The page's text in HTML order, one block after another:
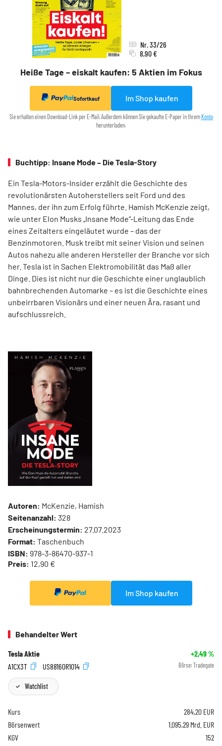
Heiße Tage – eiskalt kaufen: 5 Aktien im Fokus
Nr. 33/26
8,90 €
Sofortkauf Im Shop kaufen
Sie erhalten einen Download-Link per E-Mail. Außerdem können Sie gekaufte E-Paper in Ihrem Konto
herunterladen.
Buchtipp: Insane Mode – Die Tesla-Story
Ein Tesla-Motors-Insider erzählt die Geschichte des
revolutionärsten Autoherstellers seit Ford und des
Mannes, der ihn zum Erfolg führte. Hamish McKenzie zeigt,
wie unter Elon Musks „Insane Mode“-Leitung das Ende
eines Zeitalters eingeläutet wurde – das der
Benzinmotoren. Musk treibt mit seiner Vision und seinen
Autos nahezu alle anderen Hersteller der Branche vor sich
her. Tesla ist in Sachen Elektromobilität das Maß aller
Dinge. Dies ist nicht nur die Geschichte einer unglaublich
bahnbrechenden Automarke – es ist die Geschichte eines
unbeirrbaren Visionärs und einer neuen Ära, rasant und
aufschlussreich.
Autoren: McKenzie, Hamish
Seitenanzahl: 328
Erscheinungstermin: 27.07.2023
Format: Taschenbuch
ISBN: 978-3-86470-937-1
Preis: 12,90 €
Im Shop kaufen
Behandelter Wert
Tesla Aktie +2,49%
A1CX3T
US88160R1014 Börse: Tradegate
Watchlist
Kurs 284,20 EUR
Börsenwert
1.095,29 Mrd. EUR
KGV
152